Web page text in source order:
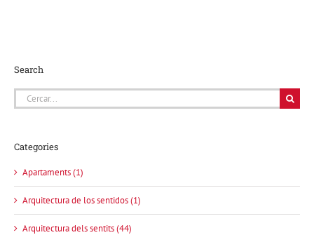
Search
Cerca
…
Categories
Apartaments (1)
Arquitectura de los sentidos (1)
Arquitectura dels sentits (44)